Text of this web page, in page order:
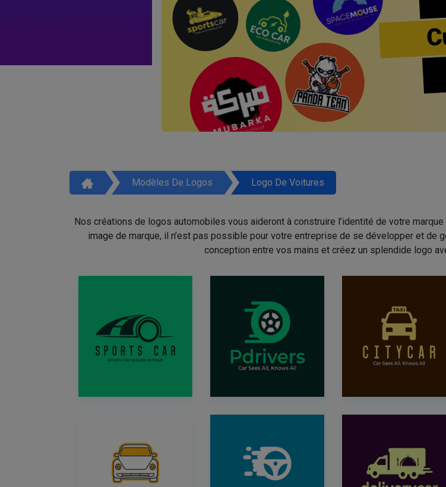
Modèles De Logos Logo De Voitures
Nos créations de logos automobiles vous aideront à construire l’identité de votre
image de marque, il n’est pas possible pour votre entreprise de se développer et de
conception entre vos mains et créez un splendide logo